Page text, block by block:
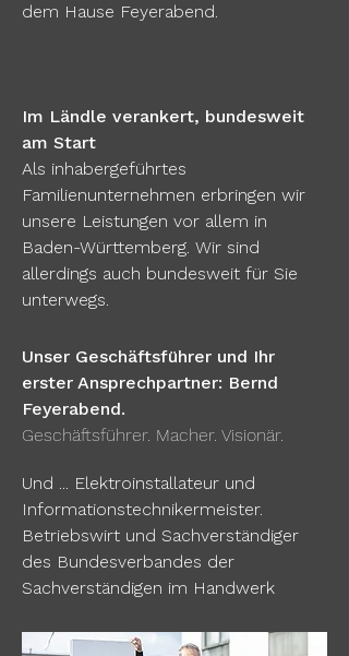
dem Hause Feyerabend.
Im Ländle verankert, bundesweit
am Start
Als inhabergeführtes
Familienunternehmen erbringen wir
unsere Leistungen vor allem in
Baden-Württemberg. Wir sind
allerdings auch bundesweit für Sie
unterwegs.
Unser Geschäftsführer und Ihr
erster Ansprechpartner: Bernd
Feyerabend.
Geschäftsführer. Macher. Visionär.
Und ... Elektroinstallateur und
Informationstechnikermeister.
Betriebswirt und Sachverständiger
des Bundesverbandes der
Sachverständigen im Handwerk